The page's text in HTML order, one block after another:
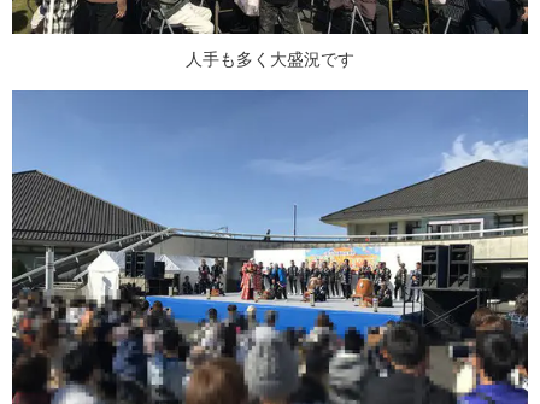
人手も多く大盛況です